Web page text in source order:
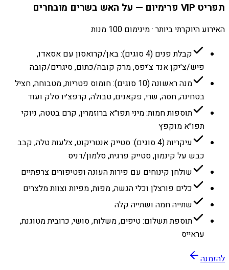
תפריט VIP פרימיום — על האש בשרים מובחרים
האירוע היוקרתי ביותר · מינימום 100 מנות
קבלת פנים (4 סוגים): באן/קרואסון עם אסאדו,
פיש/צ׳יקן אנד צ׳יפס, מרק קובה/כתום, סיגרים/קובה
מנה ראשונה (10 סוגים): חומוס פטריות, מטבוחה, חציל
בטחינה, חסה, שרי, פקאנים, טבולה, קרפצ׳יו סלק ועוד
תוספות חמות: מיני תפו״א ברוזמרין, קרם בטטה, ניוקי
תפו״א מוקפץ
עיקריות (4 סוגים): סטייק אנטריקוט, צלעות טלה, קבב
כבש על קינמון, סטייק פרגית, סלמון/דניס
שולחן קינוחים עם פירות העונה ופטיפורים צרפתיים
כלים פורצלן וכלי הגשה, מפות, מפיות וצוות מלצרים
שתייה חמה ושתייה קלה
תוספת תשלום: טיפים, משלוח, סושי, כרובית מטוגנת,
עראייס
להזמנה